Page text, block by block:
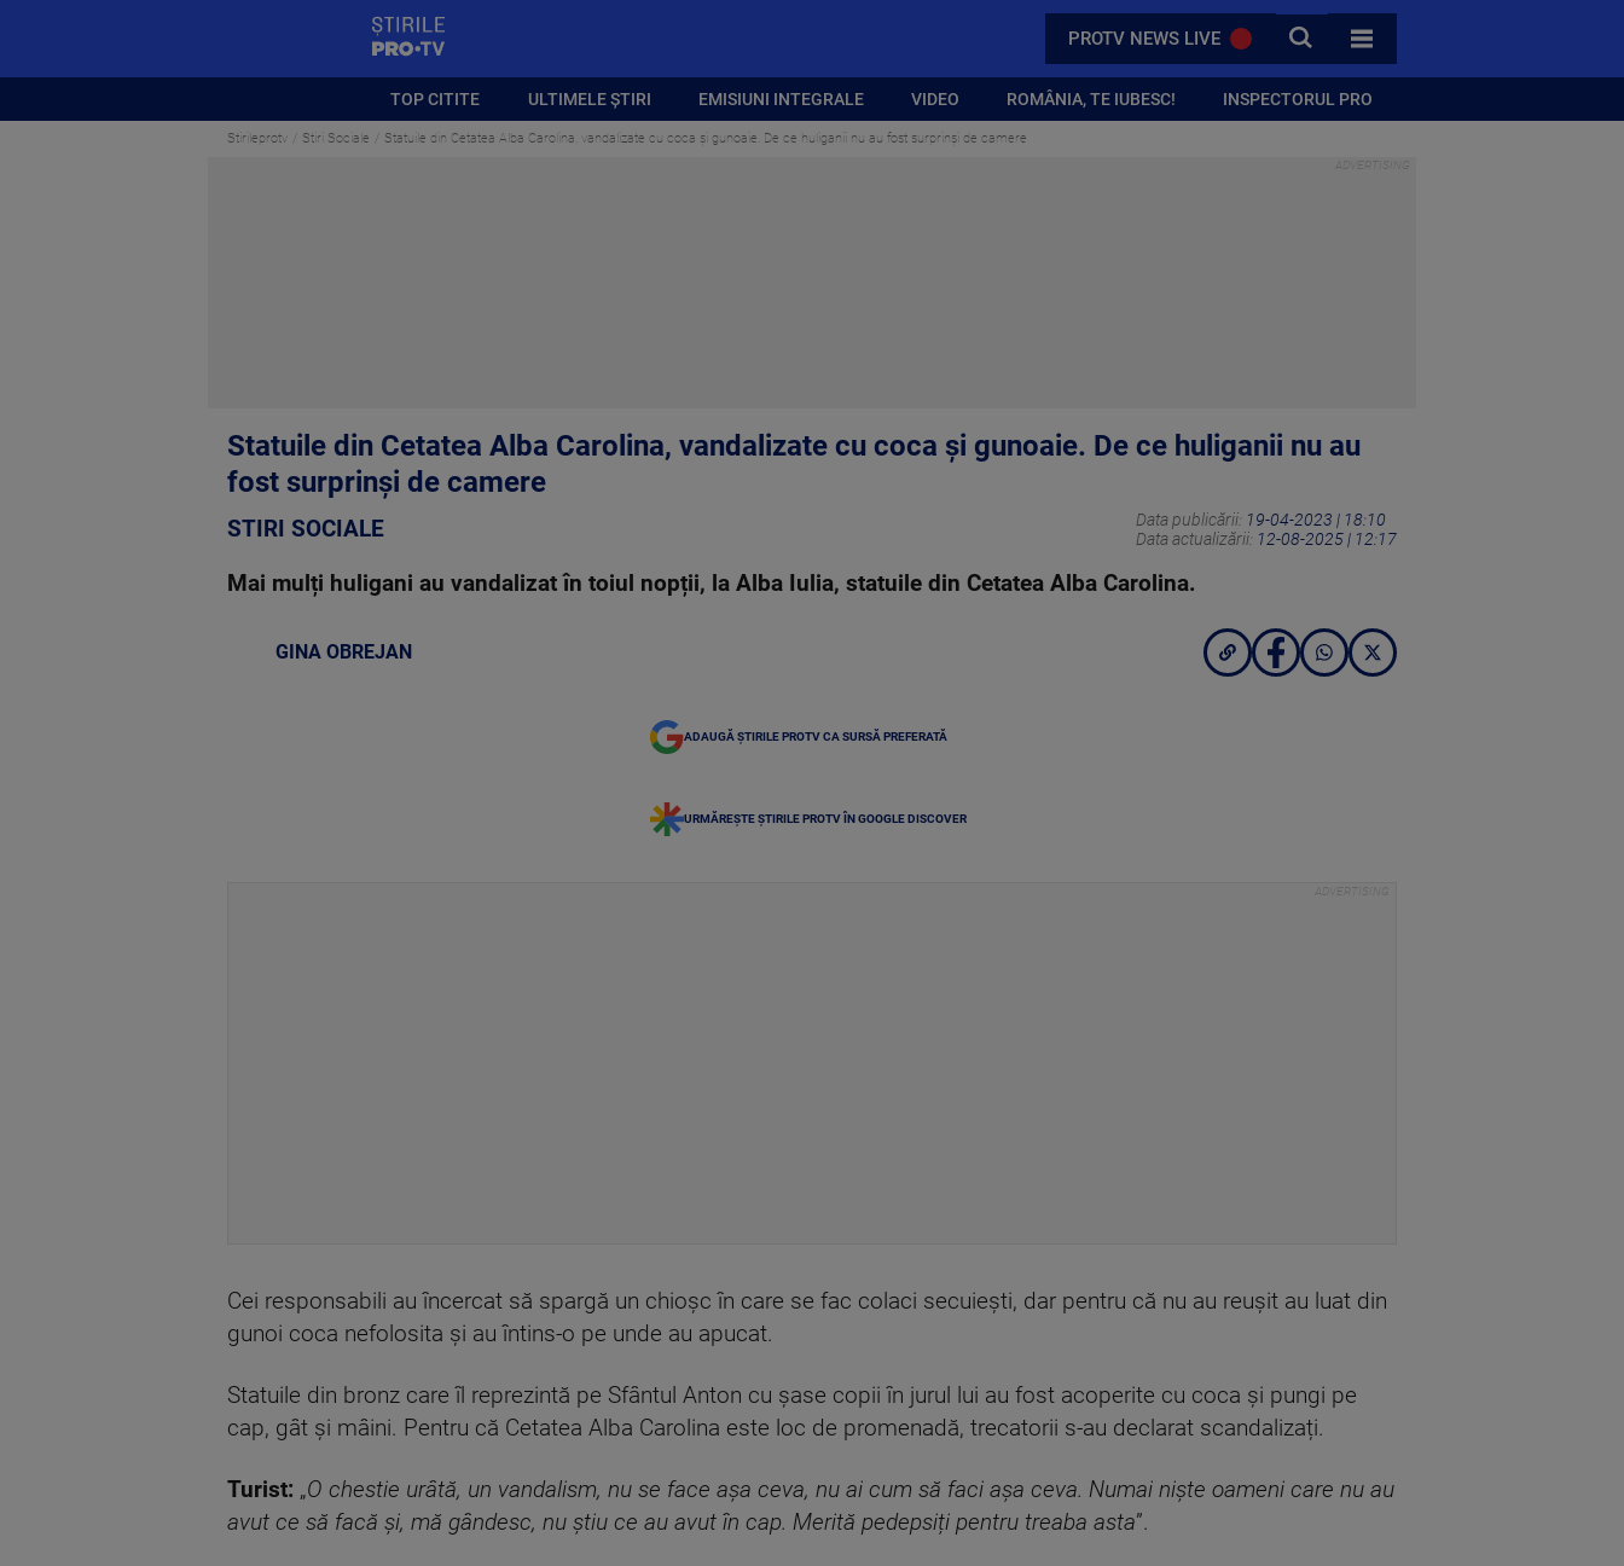
PROTV NEWS LIVE CAUTA
TOATE CATEGORIILE
TOP CITITE ULTIMELE ȘTIRI EMISIUNI INTEGRALE VIDEO ROMÂNIA, TE IUBESC! INSPECTORUL PRO
Stirileprotv Stiri Sociale Statuile din Cetatea Alba Carolina, vandalizate cu coca și gunoaie. De ce huliganii nu au fost surprinși de camere
Statuile din Cetatea Alba Carolina, vandalizate cu coca și gunoaie. De ce huliganii nu au
fost surprinși de camere
STIRI SOCIALE Data publicării: 19-04-2023 | 18:10
Data actualizării: 12-08-2025 | 12:17
Mai mulți huligani au vandalizat în toiul nopții, la Alba Iulia, statuile din Cetatea Alba Carolina.
GINA OBREJAN
ADAUGĂ ȘTIRILE PROTV CA SURSĂ PREFERATĂ
URMĂREȘTE ȘTIRILE PROTV ÎN GOOGLE DISCOVER
Cei responsabili au încercat să spargă un chioșc în care se fac colaci secuiești, dar pentru că nu au reușit au luat din
gunoi coca nefolosita și au întins-o pe unde au apucat.
Statuile din bronz care îl reprezintă pe Sfântul Anton cu șase copii în jurul lui au fost acoperite cu coca și pungi pe
cap, gât și mâini. Pentru că Cetatea Alba Carolina este loc de promenadă, trecatorii s-au declarat scandalizați.
Turist: „O chestie urâtă, un vandalism, nu se face așa ceva, nu ai cum să faci așa ceva. Numai niște oameni care nu au
avut ce să facă și, mă gândesc, nu știu ce au avut în cap. Merită pedepsiți pentru treaba asta”.